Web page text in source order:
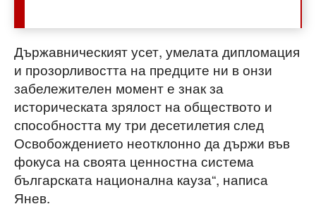
Държавническият усет, умелата дипломация
и прозорливостта на предците ни в онзи
забележителен момент е знак за
историческата зрялост на обществото и
способността му три десетилетия след
Освобождението неотклонно да държи във
фокуса на своята ценностна система
българската национална кауза“, написа
Янев.